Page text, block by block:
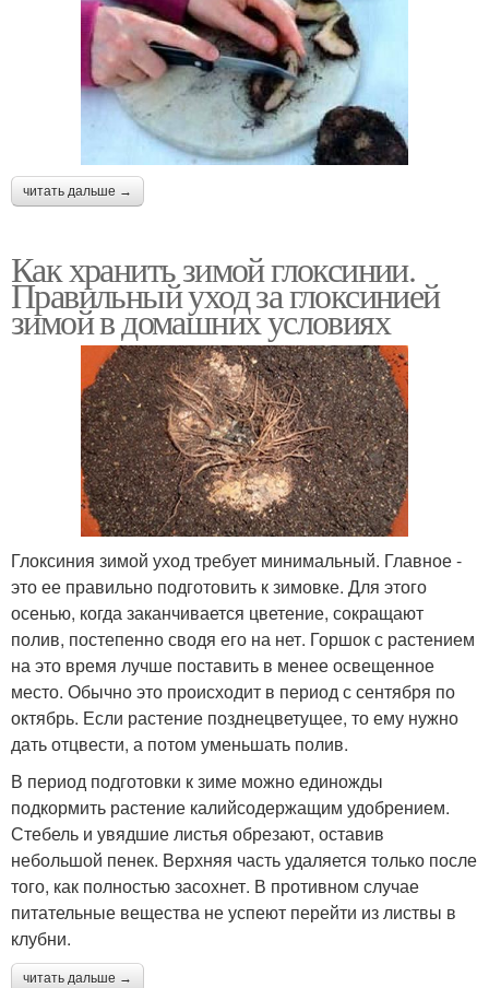
читать дальше →
Как хранить зимой глоксинии.
Правильный уход за глоксинией
зимой в домашних условиях
Глоксиния зимой уход требует минимальный. Главное -
это ее правильно подготовить к зимовке. Для этого
осенью, когда заканчивается цветение, сокращают
полив, постепенно сводя его на нет. Горшок с растением
на это время лучше поставить в менее освещенное
место. Обычно это происходит в период с сентября по
октябрь. Если растение позднецветущее, то ему нужно
дать отцвести, а потом уменьшать полив.
В период подготовки к зиме можно единожды
подкормить растение калийсодержащим удобрением.
Стебель и увядшие листья обрезают, оставив
небольшой пенек. Верхняя часть удаляется только после
того, как полностью засохнет. В противном случае
питательные вещества не успеют перейти из листвы в
клубни.
читать дальше →